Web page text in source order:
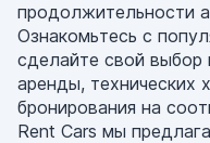
продолжительности
Ознакомьтесь с
сделайте свой выбор
аренды, технических
бронирования на
Rent Cars мы